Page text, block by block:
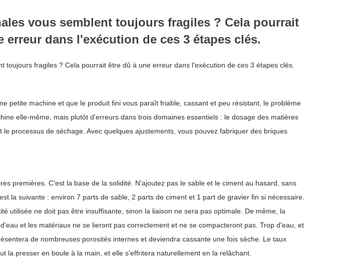
vous semblent toujours fragiles ? Cela pourrait
erreur dans l'exécution de ces 3 étapes clés.
toujours fragiles ? Cela pourrait être dû à une erreur dans l'exécution de ces 3 étapes clés.
petite machine et que le produit fini vous paraît friable, cassant et peu résistant, le problème
elle-même, mais plutôt d'erreurs dans trois domaines essentiels : le dosage des matières
processus de séchage. Avec quelques ajustements, vous pouvez fabriquer des briques
premières. C'est la base de la solidité. N'ajoutez pas le sable et le ciment au hasard, sans
la suivante : environ 7 parts de sable, 2 parts de ciment et 1 part de gravier fin si nécessaire.
utilisée ne doit pas être insuffisante, sinon la liaison ne sera pas optimale. De même, la
et les matériaux ne se lieront pas correctement et ne se compacteront pas. Trop d'eau, et
de nombreuses porosités internes et deviendra cassante une fois sèche. Le taux
la presser en boule à la main, et elle s'effritera naturellement en la relâchant.